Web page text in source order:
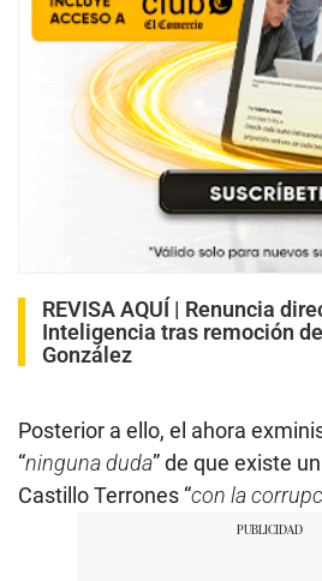
REVISA AQUÍ | Renuncia
Inteligencia tras remoción
González
Posterior a ello, el ahora
“ninguna duda” de que existe
Castillo Terrones “con la